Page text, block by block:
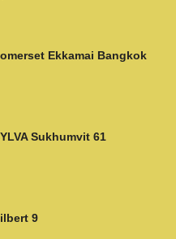
Ekkamai Bangkok
Sukhumvit 61
9